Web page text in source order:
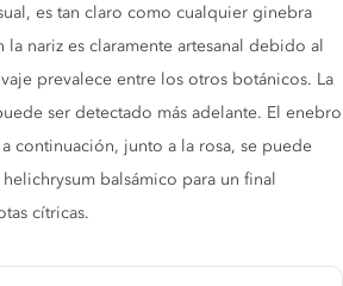
es tan claro como cualquier ginebra
nariz es claramente artesanal debido al
prevalece entre los otros botánicos. La
ser detectado más adelante. El enebro
continuación, junto a la rosa, se puede
balsámico para un final
cítricas.